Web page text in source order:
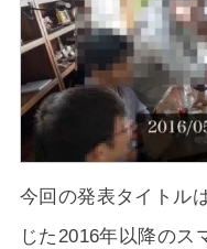
今回の発表タイトル
じた2016年以降のス